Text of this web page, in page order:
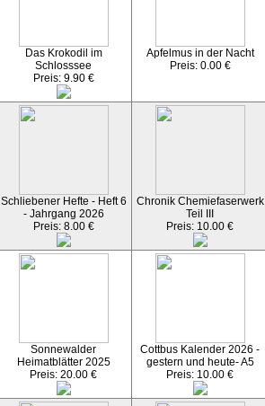
Das Krokodil im
Schlosssee
Preis: 9.90 €
Apfelmus in der Nacht
Preis: 0.00 €
Schliebener Hefte - Heft 6
- Jahrgang 2026
Preis: 8.00 €
Chronik Chemiefaserwerk
Teil III
Preis: 10.00 €
Sonnewalder
Heimatblätter 2025
Preis: 20.00 €
Cottbus Kalender 2026 -
gestern und heute- A5
Preis: 10.00 €